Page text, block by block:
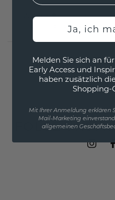
2.156,- €2.695,- €
Exkl. MwSt. & Zölle
FOLGE UNS
Ja, ich
Melden Sie sich an
Early Access und
haben zusätzlich
Shopping-
Mit Ihrer Anmeldung erklären
Mail-Marketing
allgemeinen